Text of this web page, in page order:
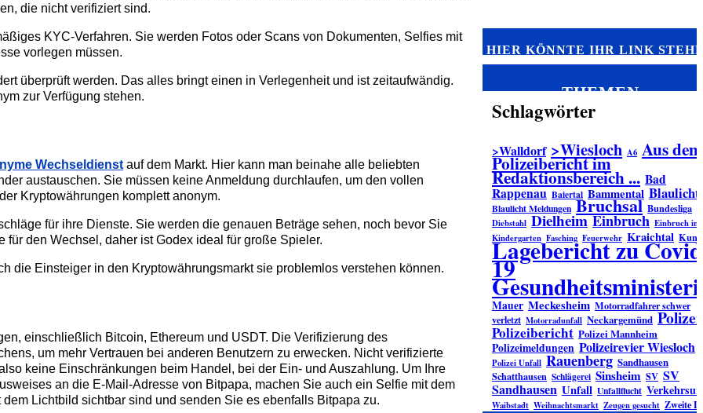
die nicht verifiziert sind.
KYC-Verfahren. Sie werden Fotos oder Scans von Dokumenten, Selfies mit
vorlegen müssen.
überprüft werden. Das alles bringt einen in Verlegenheit und ist zeitaufwändig.
zur Verfügung stehen.
Wechseldienstauf dem Markt. Hier kann man beinahe alle beliebten
austauschen. Sie müssen keine Anmeldung durchlaufen, um den vollen
Kryptowährungen komplett anonym.
für ihre Dienste. Sie werden die genauen Beträge sehen, noch bevor Sie
für den Wechsel, daher ist Godex ideal für große Spieler.
die Einsteiger in den Kryptowährungsmarkt sie problemlos verstehen können.
einschließlich Bitcoin, Ethereum und USDT. Die Verifizierung des
um mehr Vertrauen bei anderen Benutzern zu erwecken. Nicht verifizierte
keine Einschränkungen beim Handel, bei der Ein- und Auszahlung. Um Ihre
an die E-Mail-Adresse von Bitpapa, machen Sie auch ein Selfie mit dem
Lichtbild sichtbar sind und senden Sie es ebenfalls Bitpapa zu.
HIER KÖNNTE IHR LINK
THEMEN
Schlagwörter
>Walldorf >Wiesloch A6 Aus dem
Polizeibericht im
Redaktionsbereich ... Bad
Rappenau Baiertal Bammental Blaulicht
Blaulicht Meldungen Bruchsal Bundesliga
Diebstahl Dielheim Einbruch Einbruch in
Kindergarten Fasching Feuerwehr Kraichtal
Lagebericht zu
19
Mauer Meckesheim Motorradfahrer schwer
verletzt Motorradunfall Neckargemünd Polizei
Polizeibericht Polizei Mannheim
Polizeimeldungen Polizeirevier Wiesloch
Polizei Unfall Rauenberg Sandhausen
Schatthausen Schlägerei Sinsheim SV SV
Sandhausen Unfall Unfallflucht
Waibstadt Weihnachtsmarkt Zeugen gesucht Zweite